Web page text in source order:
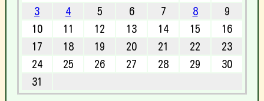
3
4 5 6 7 8
9
10
11 12 13 14 15
16
17
18 19 20 21 22
23
24
25 26 27 28 29
30
31